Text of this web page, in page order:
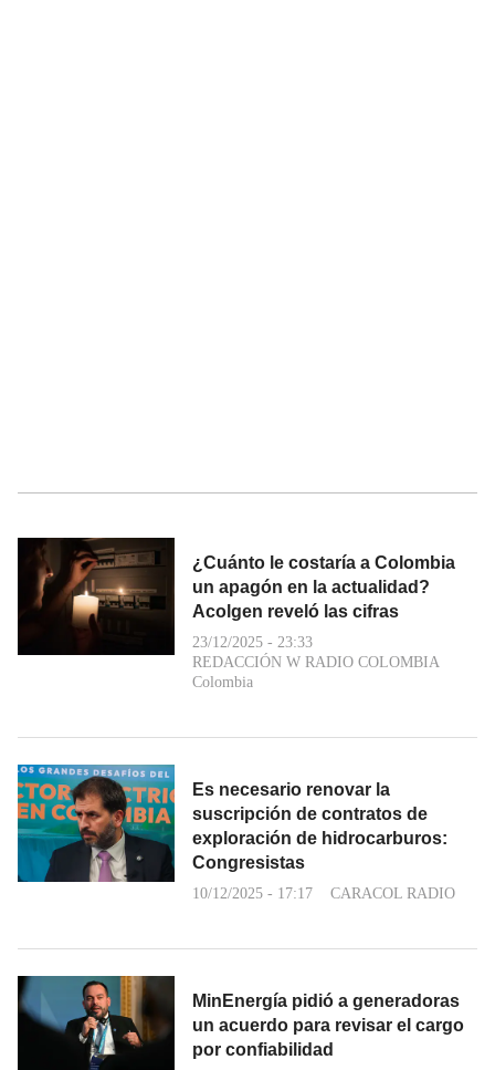
¿Cuánto le costaría a Colombia
un apagón en la actualidad?
Acolgen reveló las cifras
23/12/2025 - 23:33
REDACCIÓN W RADIO COLOMBIA
Colombia
Es necesario renovar la
suscripción de contratos de
exploración de hidrocarburos:
Congresistas
10/12/2025 - 17:17 CARACOL RADIO
MinEnergía pidió a generadoras
un acuerdo para revisar el cargo
por confiabilidad